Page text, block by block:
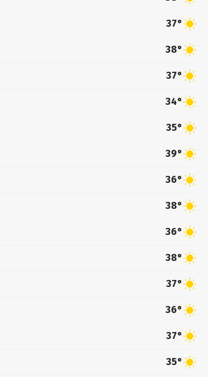
37°
38°
37°
34°
35°
39°
36°
38°
36°
38°
37°
36°
37°
35°